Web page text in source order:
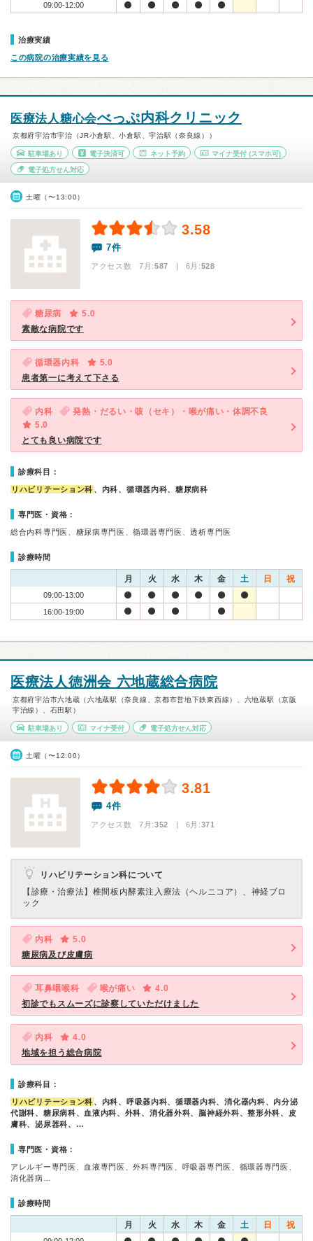
09:00-12:00
治療実績
この病院の治療実績を見る
医療法人糖心会べっぷ内科クリニック
京都府宇治市宇治（JR小倉駅、小倉駅、宇治駅（奈良線））
駐車場あり 電子決済可 ネット予約 マイナ受付 (スマホ可)
電子処方せん対応
土曜（〜13:00）
3.58
7件
アクセス数 7月:587 | 6月:528
糖尿病
5.0
素敵な病院です
循環器内科
5.0
患者第一に考えて下さる
内科
発熱・だるい・咳（セキ）・喉が痛い・体調不良
5.0
とても良い病院です
診療科目：
リハビリテーション科 、内科、循環器内科、糖尿病科
専門医・資格：
総合内科専門医、糖尿病専門医、循環器専門医、透析専門医
診療時間
月 火 水 木 金 土 日 祝
09:00-13:00
16:00-19:00
医療法人徳洲会 六地蔵総合病院
京都府宇治市六地蔵（六地蔵駅（奈良線、京都市営地下鉄東西線）、六地蔵駅（京阪
宇治線）、石田駅）
駐車場あり マイナ受付 電子処方せん対応
土曜（〜12:00）
3.81
4件
アクセス数 7月:352 | 6月:371
リハビリテーション科について
【診療・治療法】 椎間板内酵素注入療法（ヘルニコア）、神経ブロ
ック
内科
5.0
糖尿病及び皮膚病
耳鼻咽喉科 喉が痛い
4.0
初診でもスムーズに診察していただけました
内科
4.0
地域を担う総合病院
診療科目：
リハビリテーション科 、内科、呼吸器内科、循環器内科、消化器内科、内分泌
代謝科、糖尿病科、血液内科、外科、消化器外科、脳神経外科、整形外科、皮
膚科、泌尿器科、…
専門医・資格：
アレルギー専門医、血液専門医、外科専門医、呼吸器専門医、循環器専門医、
消化器病…
診療時間
月 火 水 木 金 土 日 祝